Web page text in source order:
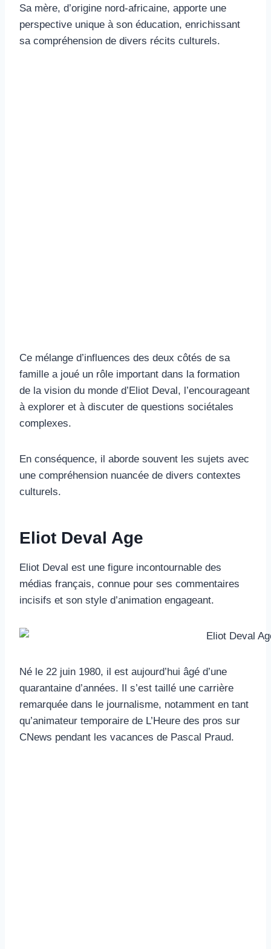
Sa mère, d’origine nord-africaine, apporte une
perspective unique à son éducation, enrichissant
sa compréhension de divers récits culturels.
Ce mélange d’influences des deux côtés de sa
famille a joué un rôle important dans la formation
de la vision du monde d’Eliot Deval, l’encourageant
à explorer et à discuter de questions sociétales
complexes.
En conséquence, il aborde souvent les sujets avec
une compréhension nuancée de divers contextes
culturels.
Eliot Deval Age
Eliot Deval est une figure incontournable des
médias français, connue pour ses commentaires
incisifs et son style d’animation engageant.
Né le 22 juin 1980, il est aujourd’hui âgé d’une
quarantaine d’années. Il s’est taillé une carrière
remarquée dans le journalisme, notamment en tant
qu’animateur temporaire de L’Heure des pros sur
CNews pendant les vacances de Pascal Praud.